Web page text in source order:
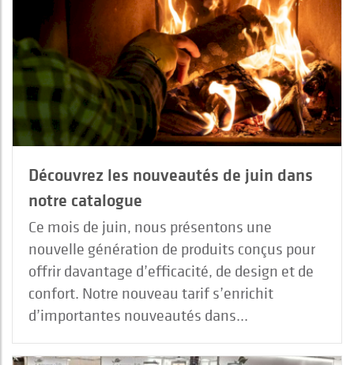
Découvrez les nouveautés de juin dans
notre catalogue
Ce mois de juin, nous présentons une
nouvelle génération de produits conçus pour
offrir davantage d’efficacité, de design et de
confort. Notre nouveau tarif s’enrichit
d’importantes nouveautés dans...